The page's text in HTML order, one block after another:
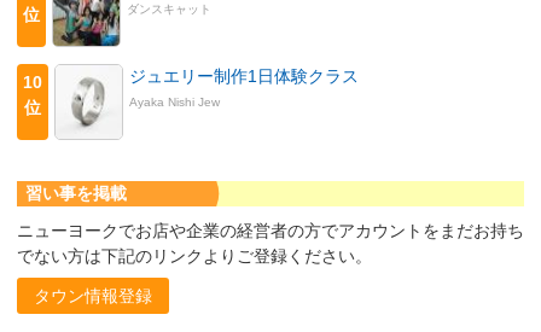
位
ダンスキャット
10
位
ジュエリー制作1日体験クラス
Ayaka Nishi Jew
習い事を掲載
ニューヨークでお店や企業の経営者の方でアカウントをまだお持ち
でない方は下記のリンクよりご登録ください。
タウン情報登録